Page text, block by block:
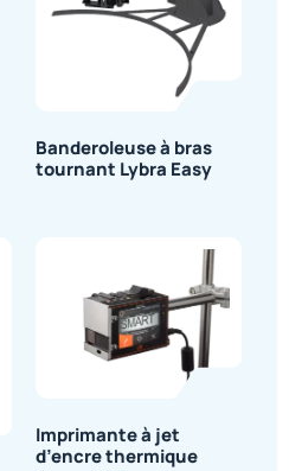
Banderoleuse à bras
tournant Lybra Easy
Imprimante à jet
d’encre thermique